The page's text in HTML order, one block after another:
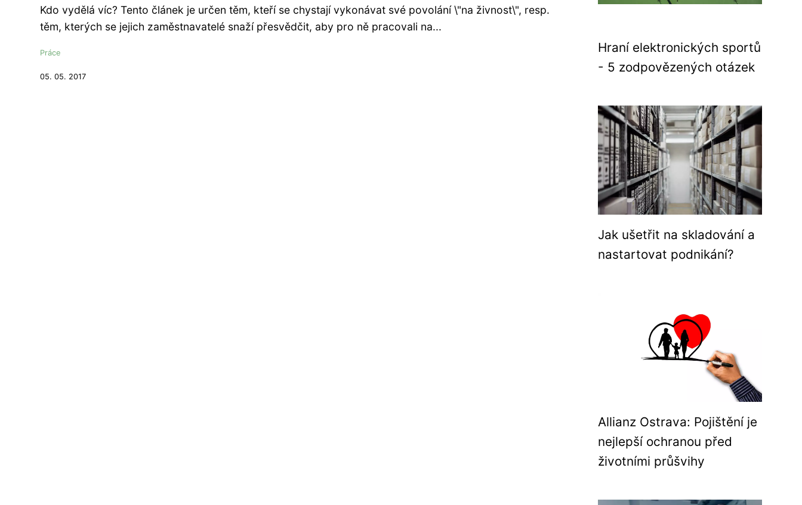
Kdo vydělá víc? Tento článek je určen těm, kteří se chystají vykonávat své povolání \"na živnost\", resp.
těm, kterých se jejich zaměstnavatelé snaží přesvědčit, aby pro ně pracovali na...
Práce
05. 05. 2017
Hraní elektronických sportů
- 5 zodpovězených otázek
Jak ušetřit na skladování a
nastartovat podnikání?
Allianz Ostrava: Pojištění je
nejlepší ochranou před
životními průšvihy